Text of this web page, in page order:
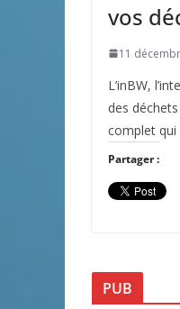
vos
11
L’inBW,
des
complet qui
Partager :
PUB